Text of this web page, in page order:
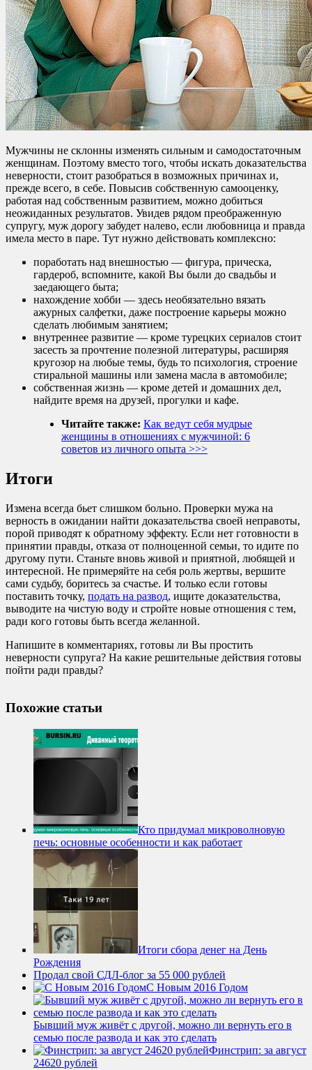
Мужчины не склонны изменять сильным и самодостаточным
женщинам. Поэтому вместо того, чтобы искать доказательства
неверности, стоит разобраться в возможных причинах и,
прежде всего, в себе. Повысив собственную самооценку,
работая над собственным развитием, можно добиться
неожиданных результатов. Увидев рядом преображенную
супругу, муж дорогу забудет налево, если любовница и правда
имела место в паре. Тут нужно действовать комплексно:
поработать над внешностью — фигура, прическа,
гардероб, вспомните, какой Вы были до свадьбы и
заедающего быта;
нахождение хобби — здесь необязательно вязать
ажурных салфетки, даже построение карьеры можно
сделать любимым занятием;
внутреннее развитие — кроме турецких сериалов стоит
засесть за прочтение полезной литературы, расширяя
кругозор на любые темы, будь то психология, строение
стиральной машины или замена масла в автомобиле;
собственная жизнь — кроме детей и домашних дел,
найдите время на друзей, прогулки и кафе.
Читайте также: Как ведут себя мудрые
женщины в отношениях с мужчиной: 6
советов из личного опыта >>>
Итоги
Измена всегда бьет слишком больно. Проверки мужа на
верность в ожидании найти доказательства своей неправоты,
порой приводят к обратному эффекту. Если нет готовности в
принятии правды, отказа от полноценной семьи, то идите по
другому пути. Станьте вновь живой и приятной, любящей и
интересной. Не примеряйте на себя роль жертвы, вершите
сами судьбу, боритесь за счастье. И только если готовы
поставить точку, подать на развод, ищите доказательства,
выводите на чистую воду и стройте новые отношения с тем,
ради кого готовы быть всегда желанной.
Напишите в комментариях, готовы ли Вы простить
неверности супруга? На какие решительные действия готовы
пойти ради правды?
Похожие статьи
Кто придумал микроволновую
печь: основные особенности и как работает
Итоги сбора денег на День
Рождения
Продал свой СДЛ-блог за 55 000 рублей
С Новым 2016 Годом
Бывший муж живёт с другой, можно ли вернуть его в
семью после развода и как это сделать
Финстрип: за август
24620 рублей